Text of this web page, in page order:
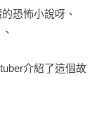
恐怖小說呀、
介紹了這個故